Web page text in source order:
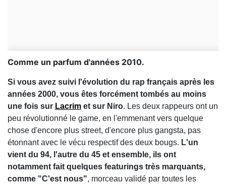
Comme un parfum d'années 2010.
Si vous avez suivi l'évolution du rap français après les
années 2000, vous êtes forcément tombés au moins
une fois sur Lacrim et sur Niro. Les deux rappeurs ont un
peu révolutionné le game, en l'emmenant vers quelque
chose d'encore plus street, d'encore plus gangsta, pas
étonnant avec le vécu respectif des deux bougs. L'un
vient du 94, l'autre du 45 et ensemble, ils ont
notamment fait quelques featurings très marquants,
comme "C'est nous", morceau validé par toutes les